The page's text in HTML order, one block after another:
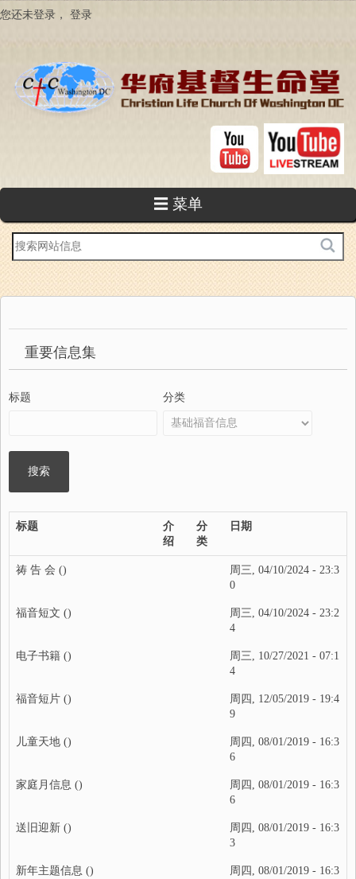
跳
您还未登录， 登录
☰ 菜单
站
内
搜
索
重要信息集
标题 分类
标题
介
绍
分
类
日期
祷 告 会 ()
周三, 04/10/2024 - 23:3
0
福音短文 ()
周三, 04/10/2024 - 23:2
4
电子书籍 ()
周三, 10/27/2021 - 07:1
4
福音短片 ()
周四, 12/05/2019 - 19:4
9
儿童天地 ()
周四, 08/01/2019 - 16:3
6
家庭月信息 ()
周四, 08/01/2019 - 16:3
6
送旧迎新 ()
周四, 08/01/2019 - 16:3
3
新年主题信息 ()
周四, 08/01/2019 - 16:3